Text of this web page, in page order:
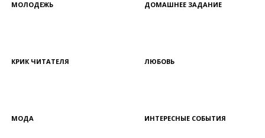
МОЛОДЕЖЬ ДОМАШНЕЕ ЗАДАНИЕ
КРИК ЧИТАТЕЛЯ ЛЮБОВЬ
МОДА ИНТЕРЕСНЫЕ СОБЫТИЯ